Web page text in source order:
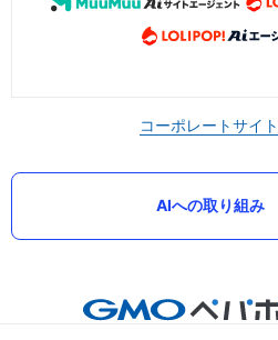
コーポレートサイト
AIへの取り組み